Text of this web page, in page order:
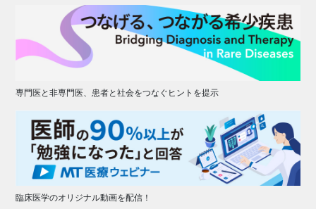
専門医と非専門医、患者と社会をつなぐヒントを提示
臨床医学のオリジナル動画を配信！